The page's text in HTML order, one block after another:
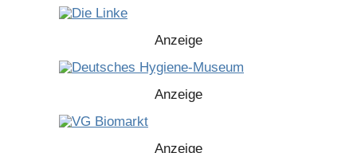
Anzeige
Anzeige
Anzeige